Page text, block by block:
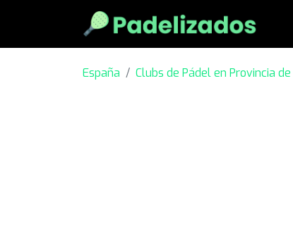
España Clubs de Pádel en Provincia